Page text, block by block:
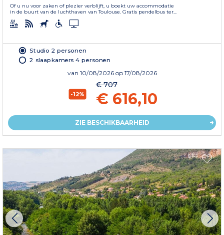
Of u nu voor zaken of plezier verblijft, u boekt uw accommodatie
in de buurt van de luchthaven van Toulouse. Gratis pendelbus ter...
Studio 2 personen
2 slaapkamers 4 personen
van 10/08/2026 op 17/08/2026
-12%
€ 707
€ 616,10
ZIE BESCHIKBAARHEID